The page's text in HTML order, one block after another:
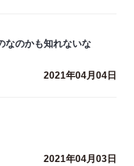
なのかも知れないな
2021年04月04日
2021年04月03日